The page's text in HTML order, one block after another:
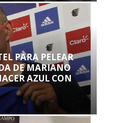
PARA PELEAR
DE MARIANO
AZUL CON